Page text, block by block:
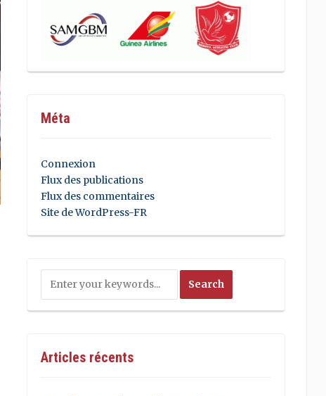
Méta
Connexion
Flux des publications
Flux des commentaires
Site de WordPress-FR
Articles récents